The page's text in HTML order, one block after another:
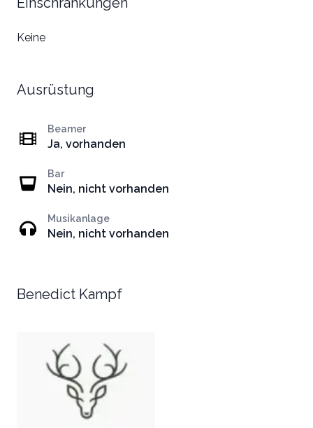
Keine
Ausrüstung
Beamer
Ja, vorhanden
Bar
Nein, nicht vorhanden
Musikanlage
Nein, nicht vorhanden
Benedict Kampf